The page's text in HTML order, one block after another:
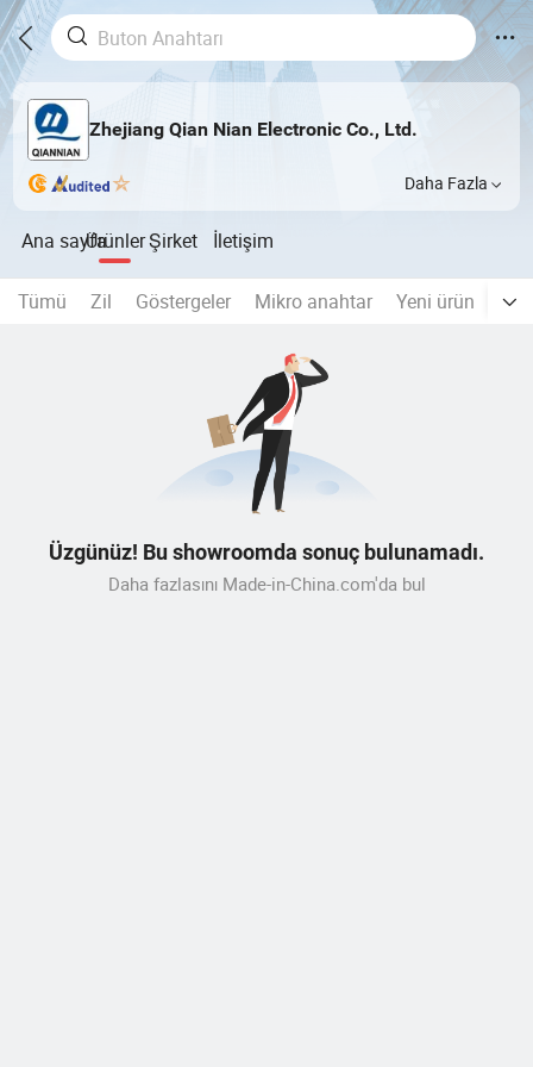
Zhejiang Qian Nian Electronic Co., Ltd.
Daha Fazla
Ana sayfaÜrünlerŞirket İletişim
Tümü Zil Göstergeler Mikro anahtar Yeni ürün
Üzgünüz! Bu showroomda sonuç bulunamadı.
Daha fazlasını Made-in-China.com'da bul